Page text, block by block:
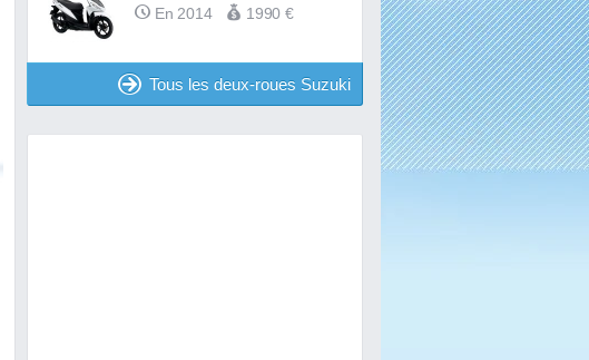
En 2014 1990 €
Tous les deux-roues Suzuki